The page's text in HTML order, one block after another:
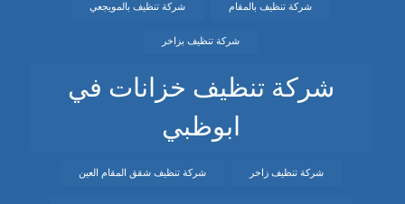
شركة تنظيف بالمقام شركة تنظيف بالمويجعي
شركة تنظيف بزاخر
شركة تنظيف خزانات في
ابوظبي
شركة تنظيف زاخر شركة تنظيف شقق المقام العين